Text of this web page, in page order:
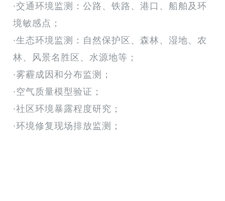
·交通环境监测：公路、铁路、港口、船舶及环
境敏感点；
·生态环境监测：自然保护区、森林、湿地、农
林、风景名胜区、水源地等；
·雾霾成因和分布监测；
·空气质量模型验证；
·社区环境暴露程度研究；
·环境修复现场排放监测；